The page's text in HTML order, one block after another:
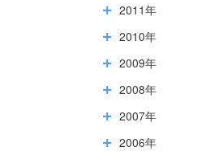
2011年
2010年
2009年
2008年
2007年
2006年